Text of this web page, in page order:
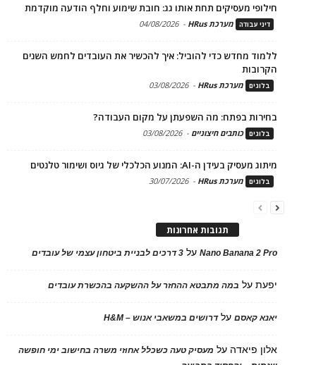
חילופי מעסיקים תחת אותו גג: חובת שימוע וחלף הודעה מוקדמת
דיני עבודה מערכת HRus -
04/08/2026
ללמוד מחדש כדי להוביל: איך להכשיר את העובדים לחמש השנים
הקרובות
בלוגים מערכת HRus -
03/08/2026
בחירות בפתח: מה השפעתן על מקום העבודה?
בלוגים כותבים חיצוניים -
03/08/2026
מיתוג מעסיק בעידן ה-AI: המנוע הכלכלי של גיוס ושימור טלנטים
בלוגים מערכת HRus -
30/07/2026
תגובות אחרונות
Nano Banana 2 Proעל 3 דרכים לבניית ביטחון עצמי של עובדים
יפעתעל במה מתבטא ההחזר על ההשקעה בהכשרת עובדים
יאנא קאסםעלדרושים במשאבי אנוש – H&M
אלון פיאדה על מעסיק טעה כשכלל אחוזי משרה בחישוב ימי חופשה